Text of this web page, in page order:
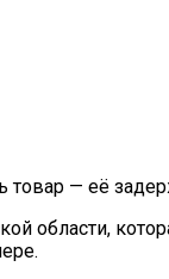
товар — её
области,